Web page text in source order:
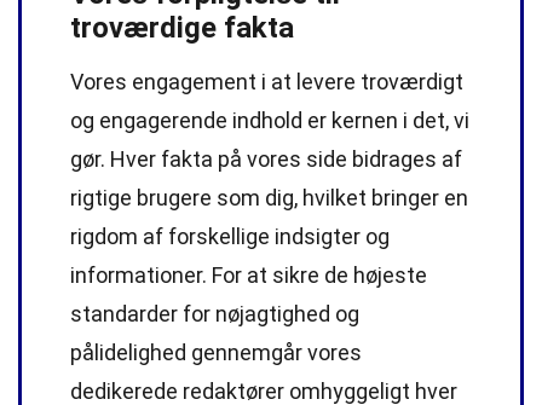
troværdige fakta
Vores engagement i at levere troværdigt
og engagerende indhold er kernen i det, vi
gør. Hver fakta på vores side bidrages af
rigtige brugere som dig, hvilket bringer en
rigdom af forskellige indsigter og
informationer. For at sikre de højeste
standarder for nøjagtighed og
pålidelighed gennemgår vores
dedikerede redaktører omhyggeligt hver